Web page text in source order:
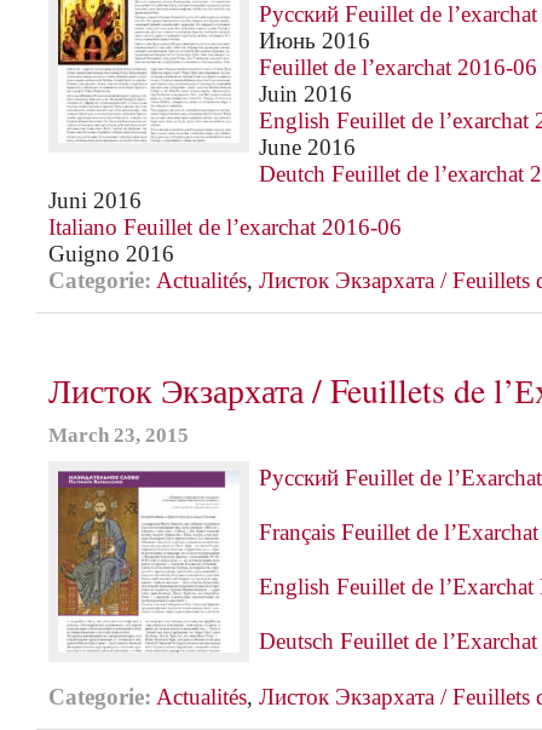
Русский Feuillet de
Июнь 2016
Feuillet de l’exarchat 2016-06
Juin 2016
English Feuillet de l’exarchat
June 2016
Deutch Feuillet de l’exarchat
Juni 2016
Italiano Feuillet de l’exarchat 2016-06
Guigno 2016
Categorie: Actualités, Листок Экзархата / Feuillets
Листок Экзархата / Feuillets de
March 23, 2015
Русский Feuillet de
Français Feuillet de
English Feuillet de
Deutsch Feuillet de
Categorie: Actualités, Листок Экзархата / Feuillets